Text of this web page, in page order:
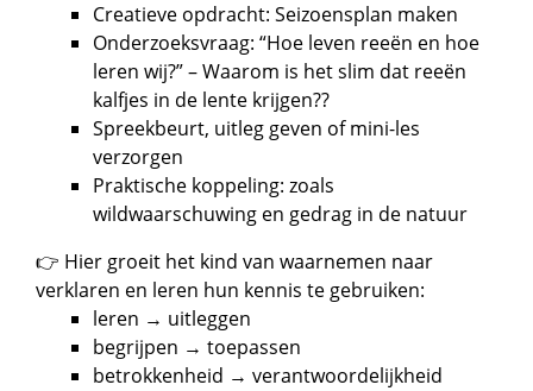
Creatieve opdracht: Seizoensplan maken
Onderzoeksvraag: “Hoe leven reeën en hoe
leren wij?” – Waarom is het slim dat reeën
kalfjes in de lente krijgen??
Spreekbeurt, uitleg geven of mini-les
verzorgen
Praktische koppeling: zoals
wildwaarschuwing en gedrag in de natuur
👉 Hier groeit het kind van waarnemen naar
verklaren en leren hun kennis te gebruiken:
leren → uitleggen
begrijpen → toepassen
betrokkenheid → verantwoordelijkheid